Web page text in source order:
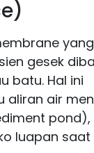
gesek
batu. Hal ini
aliran air
pond),
luapan